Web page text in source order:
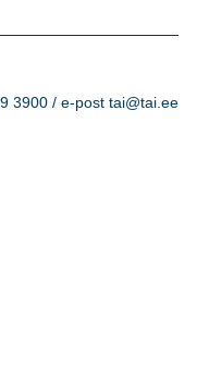
3900 / e-post tai@tai.ee